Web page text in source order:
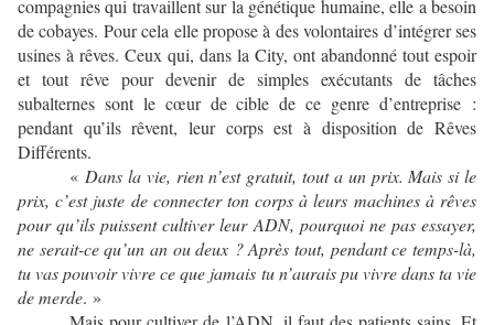
compagnies qui travaillent sur la génétique humaine, elle a besoin
de cobayes. Pour cela elle propose à des volontaires d’intégrer ses
usines à rêves. Ceux qui, dans la City, ont abandonné tout espoir
et tout rêve pour devenir de simples exécutants de tâches
subalternes sont le cœur de cible de ce genre d’entreprise :
pendant qu’ils rêvent, leur corps est à disposition de Rêves
Différents.
« Dans la vie, rien n’est gratuit, tout a un prix. Mais si le
prix, c’est juste de connecter ton corps à leurs machines à rêves
pour qu’ils puissent cultiver leur ADN, pourquoi ne pas essayer,
ne serait-ce qu’un an ou deux ? Après tout, pendant ce temps-là,
tu vas pouvoir vivre ce que jamais tu n’aurais pu vivre dans ta vie
de merde. »